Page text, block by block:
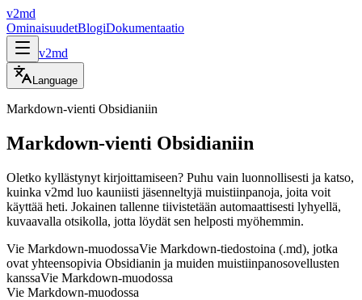
v2md
OminaisuudetBlogiDokumentaatio
v2md
Language
Markdown-vienti Obsidianiin
Markdown-vienti Obsidianiin
Oletko kyllästynyt kirjoittamiseen? Puhu vain luonnollisesti ja katso,
kuinka v2md luo kauniisti jäsenneltyjä muistiinpanoja, joita voit
käyttää heti. Jokainen tallenne tiivistetään automaattisesti lyhyellä,
kuvaavalla otsikolla, jotta löydät sen helposti myöhemmin.
Vie Markdown-muodossaVie Markdown-tiedostoina (.md), jotka
ovat yhteensopivia Obsidianin ja muiden muistiinpanosovellusten
kanssaVie Markdown-muodossa
Vie Markdown-muodossa